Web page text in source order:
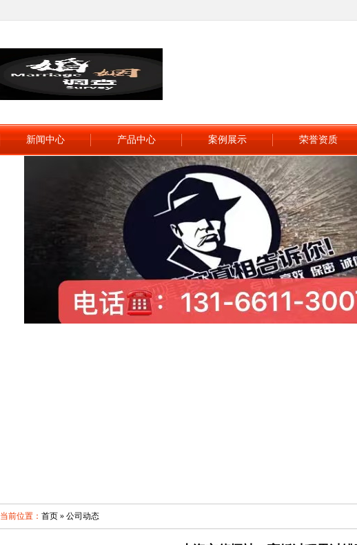
新闻中心 产品中心 案例展示 荣誉资质
当前位置： 首页 » 公司动态